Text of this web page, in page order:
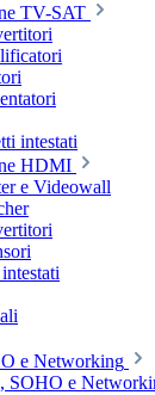
TV-SAT
intestati
HDMI
e Videowall
e Networking
SOHO e